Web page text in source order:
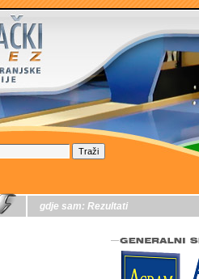
gdje sam: Rezultati